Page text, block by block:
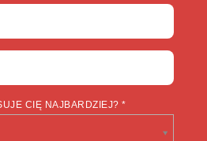
CIĘ NAJBARDZIEJ? *